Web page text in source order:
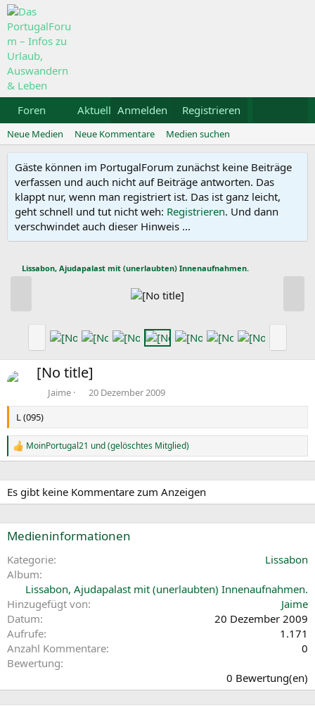
Foren Aktuelles Galerie Kalender
Anmelden Registrieren
Neue Medien Neue Kommentare Medien suchen
Gäste können im PortugalForum zunächst keine Beiträge
verfassen und auch nicht auf Beiträge antworten. Das
klappt nur, wenn man registriert ist. Das ist ganz leicht,
geht schnell und tut nicht weh: Registrieren. Und dann
verschwindet auch dieser Hinweis ...
Lissabon, Ajudapalast mit (unerlaubten) Innenaufnahmen.
r
i
g
t
r
h
r
i
g
e
c
t
[No title]
Jaime
20 Dezember 2009
L (095)
R
e
k
t
i
e
:
MoinPortugal21 und(gelöschtes Mitglied)
Es gibt keine Kommentare zum Anzeigen
Medieninformationen
Kategorie
Lissabon
Album
Lissabon, Ajudapalast mit (unerlaubten) Innenaufnahmen.
Hinzugefügt von
Jaime
Datum
20 Dezember 2009
Aufrufe
1.171
Anzahl Kommentare
0
Bewertung
0
0 Bewertung(en)